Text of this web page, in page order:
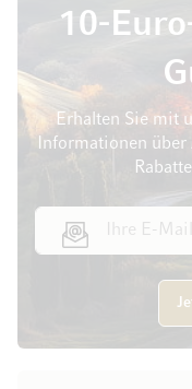
10-
Erhalten Sie mit
Informationen